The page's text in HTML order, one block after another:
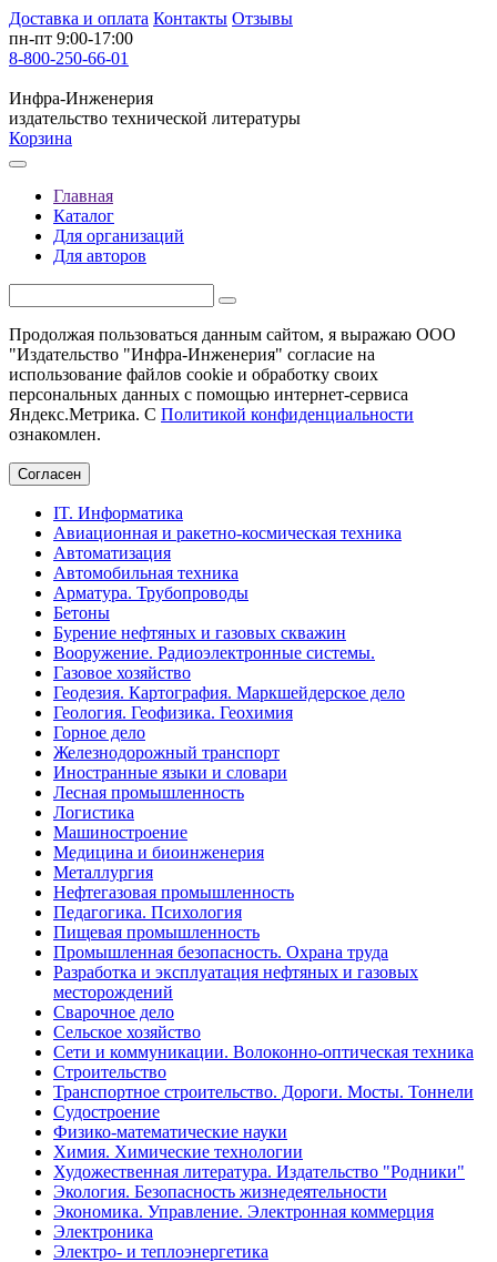
Доставка и оплата Контакты Отзывы
пн-пт 9:00-17:00
8-800-250-66-01
Инфра-Инженерия
издательство технической литературы
Корзина
Главная
Каталог
Для организаций
Для авторов
Продолжая пользоваться данным сайтом, я выражаю ООО
"Издательство "Инфра-Инженерия" согласие на
использование файлов cookie и обработку своих
персональных данных с помощью интернет-сервиса
Яндекс.Метрика. С Политикой конфиденциальности
ознакомлен.
Согласен
IT. Информатика
Авиационная и ракетно-космическая техника
Автоматизация
Автомобильная техника
Арматура. Трубопроводы
Бетоны
Бурение нефтяных и газовых скважин
Вооружение. Радиоэлектронные системы.
Газовое хозяйство
Геодезия. Картография. Маркшейдерское дело
Геология. Геофизика. Геохимия
Горное дело
Железнодорожный транспорт
Иностранные языки и словари
Лесная промышленность
Логистика
Машиностроение
Медицина и биоинженерия
Металлургия
Нефтегазовая промышленность
Педагогика. Психология
Пищевая промышленность
Промышленная безопасность. Охрана труда
Разработка и эксплуатация нефтяных и газовых
месторождений
Сварочное дело
Сельское хозяйство
Сети и коммуникации. Волоконно-оптическая техника
Строительство
Транспортное строительство. Дороги. Мосты. Тоннели
Судостроение
Физико-математические науки
Химия. Химические технологии
Художественная литература. Издательство "Родники"
Экология. Безопасность жизнедеятельности
Экономика. Управление. Электронная коммерция
Электроника
Электро- и теплоэнергетика